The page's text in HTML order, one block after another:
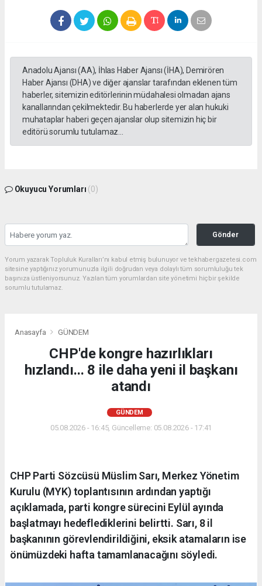
Anadolu Ajansı (AA), İhlas Haber Ajansı (İHA), Demirören
Haber Ajansı (DHA) ve diğer ajanslar tarafından eklenen tüm
haberler, sitemizin editörlerinin müdahalesi olmadan ajans
kanallarından çekilmektedir. Bu haberlerde yer alan hukuki
muhataplar haberi geçen ajanslar olup sitemizin hiç bir
editörü sorumlu tutulamaz...
Okuyucu Yorumları (0)
Gönder
Yorum yazarak Topluluk Kuralları’nı kabul etmiş bulunuyor ve tekhabergazetesi.com
sitesine yaptığınız yorumunuzla ilgili doğrudan veya dolaylı tüm sorumluluğu tek
başınıza üstleniyorsunuz. Yazılan tüm yorumlardan site yönetimi hiçbir şekilde
sorumlu tutulamaz.
Anasayfa GÜNDEM
CHP'de kongre hazırlıkları
hızlandı... 8 ile daha yeni il başkanı
atandı
GÜNDEM
05.08.2026 - 16:45, Güncelleme: 05.08.2026 - 17:41
CHP Parti Sözcüsü Müslim Sarı, Merkez Yönetim
Kurulu (MYK) toplantısının ardından yaptığı
açıklamada, parti kongre sürecini Eylül ayında
başlatmayı hedeflediklerini belirtti. Sarı, 8 il
başkanının görevlendirildiğini, eksik atamaların ise
önümüzdeki hafta tamamlanacağını söyledi.